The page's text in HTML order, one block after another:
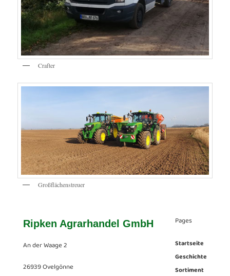
Crafter
Großflächenstreuer
Ripken Agrarhandel GmbH
An der Waage 2
26939 Ovelgönne
Pages
Startseite
Geschichte
Sortiment